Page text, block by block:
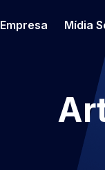
Empresa Mídia